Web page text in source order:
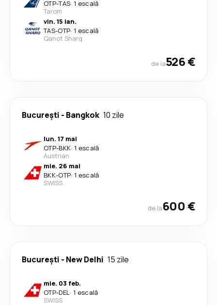
OTP-TAS· 1 escală
Tarom
vin. 15 ian.
TAS-OTP· 1 escală
Qanot Sharq
de la526 €
București - Bangkok 10 zile
lun. 17 mai
OTP-BKK· 1 escală
Austrian
mie. 26 mai
BKK-OTP· 1 escală
SWISS
de la600 €
București - New Delhi 15 zile
mie. 03 feb.
OTP-DEL· 1 escală
SWISS